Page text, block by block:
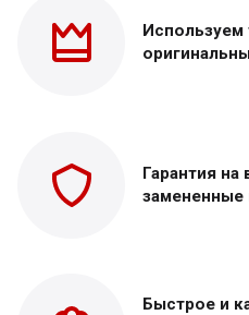
Используем
Гарантия
замененные
Быстрое и